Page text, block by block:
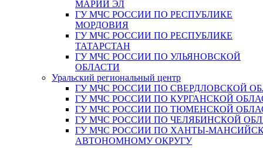
МАРИЙ ЭЛ
ГУ МЧС РОССИИ ПО РЕСПУБЛИКЕ
МОРДОВИЯ
ГУ МЧС РОССИИ ПО РЕСПУБЛИКЕ
ТАТАРСТАН
ГУ МЧС РОССИИ ПО УЛЬЯНОВСКОЙ
ОБЛАСТИ
Уральский региональный центр
ГУ МЧС РОССИИ ПО СВЕРДЛОВСКОЙ
ГУ МЧС РОССИИ ПО КУРГАНСКОЙ
ГУ МЧС РОССИИ ПО ТЮМЕНСКОЙ
ГУ МЧС РОССИИ ПО ЧЕЛЯБИНСКОЙ
ГУ МЧС РОССИИ ПО ХАНТЫ-
АВТОНОМНОМУ ОКРУГУ